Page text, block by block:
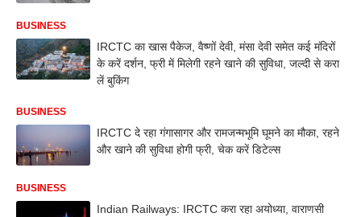
BUSINESS
IRCTC का खास पैकेज, वैष्णों देवी, मंसा देवी समेत कई मंदिरों
के करें दर्शन, फ्री में मिलेगी रहने खाने की सुविधा, जल्दी से करा
लें बुकिंग
BUSINESS
IRCTC दे रहा गंगासागर और रामजन्मभूमि घूमने का मौका, रहने
और खाने की सुविधा होगी फ्री, चेक करें डिटेल्स
BUSINESS
Indian Railways: IRCTC करा रहा अयोध्या, वाराणसी